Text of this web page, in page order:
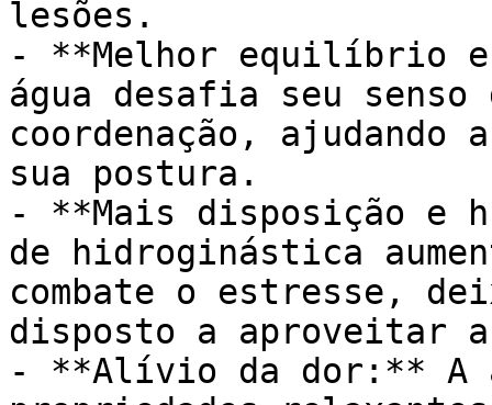
lesões.
- **Melhor equilíbrio e
água desafia seu
coordenação, ajudando
sua postura.
- **Mais disposição e
de hidroginástica
combate o estresse,
disposto a aproveitar
- **Alívio da dor:** A